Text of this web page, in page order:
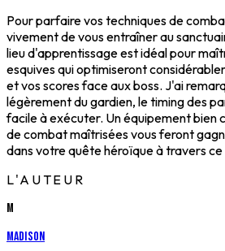
Pour parfaire vos techniques de
vivement de vous entraîner au
lieu d'apprentissage est idéal pour
esquives qui optimiseront
et vos scores face aux boss. J'ai
légèrement du gardien, le timing des
facile à exécuter. Un équipement bien
de combat maîtrisées vous feront
dans votre quête héroïque à travers
L'AUTEUR
M
Madison